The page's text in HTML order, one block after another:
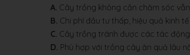
A. Cây trồng không cần chăm sóc
B. Chi phí đầu tư thấp, hiệu quả kinh
C. Cây trồng tránh được các tác
D. Phù hợp với trồng cây ăn quả lâu